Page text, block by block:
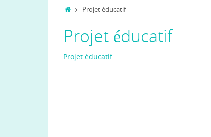
AccueilProjet éducatif
Projet éducatif
Projet éducatif